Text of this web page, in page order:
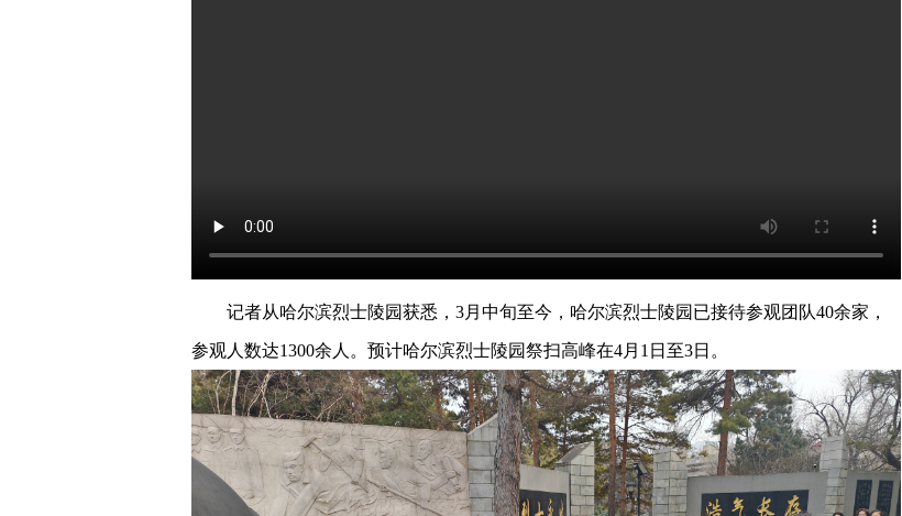
记者从哈尔滨烈士陵园获悉，3月中旬至今，哈尔滨烈士陵园已接待参观团队40余家，
参观人数达1300余人。预计哈尔滨烈士陵园祭扫高峰在4月1日至3日。